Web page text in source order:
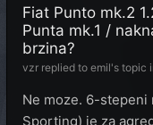
Fiat Punto mk.2
Punta mk.1 /
brzina?
vzr replied to emil's topic
Ne moze. 6-stepeni
Sporting) je za